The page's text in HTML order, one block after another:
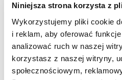
Niniejsza strona korzysta z
Wykorzystujemy pliki cookie
i reklam, aby oferować
analizować ruch w naszej
korzystasz z naszej witryny,
społecznościowym,